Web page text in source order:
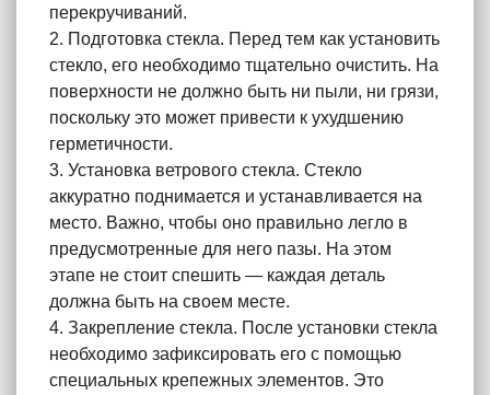
перекручиваний.
2. Подготовка стекла. Перед тем как установить
стекло, его необходимо тщательно очистить. На
поверхности не должно быть ни пыли, ни грязи,
поскольку это может привести к ухудшению
герметичности.
3. Установка ветрового стекла. Стекло
аккуратно поднимается и устанавливается на
место. Важно, чтобы оно правильно легло в
предусмотренные для него пазы. На этом
этапе не стоит спешить — каждая деталь
должна быть на своем месте.
4. Закрепление стекла. После установки стекла
необходимо зафиксировать его с помощью
специальных крепежных элементов. Это